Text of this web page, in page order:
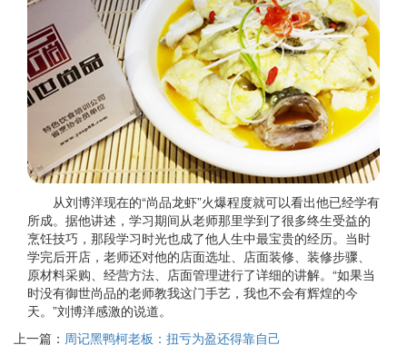
从刘博洋现在的“尚品龙虾”火爆程度就可以看出他已经学有
所成。据他讲述，学习期间从老师那里学到了很多终生受益的
烹饪技巧，那段学习时光也成了他人生中最宝贵的经历。当时
学完后开店，老师还对他的店面选址、店面装修、装修步骤、
原材料采购、经营方法、店面管理进行了详细的讲解。“如果当
时没有御世尚品的老师教我这门手艺，我也不会有辉煌的今
天。”刘博洋感激的说道。
上一篇： 周记黑鸭柯老板：扭亏为盈还得靠自己